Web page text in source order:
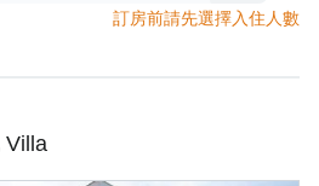
訂房前請先選擇入住人數
Villa